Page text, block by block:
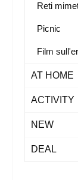
Reti
Picnic
Film
AT HOME
ACTIVITY
NEW
DEAL